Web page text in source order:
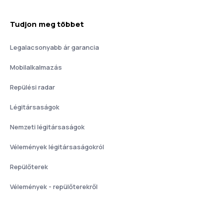
Tudjon meg többet
Legalacsonyabb ár garancia
Mobilalkalmazás
Repülési radar
Légitársaságok
Nemzeti légitársaságok
Vélemények légitársaságokról
Repülőterek
Vélemények - repülőterekről